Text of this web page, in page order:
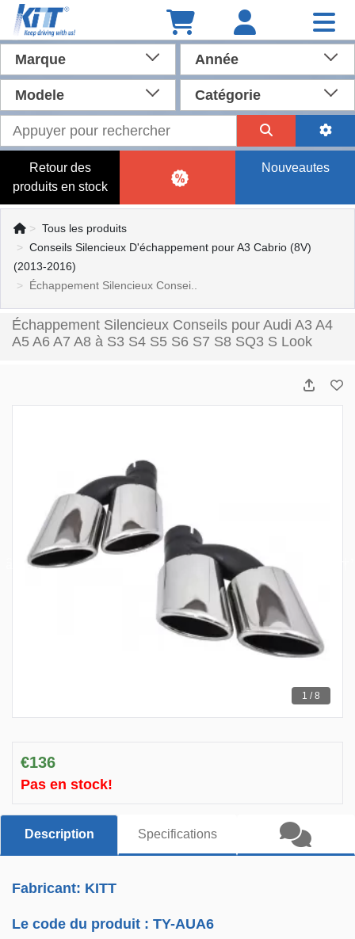
Marque Année
Modele Catégorie
Retour des
produits en stock
Nouveautes
Tous les produits
Conseils Silencieux D'échappement pour A3 Cabrio (8V)
(2013-2016)
Échappement Silencieux Consei..
Échappement Silencieux Conseils pour Audi A3 A4
A5 A6 A7 A8 à S3 S4 S5 S6 S7 S8 SQ3 S Look
1 / 8
€136
Pas en stock!
Description Specifications
Fabricant: KITT
Le code du produit :TY-AUA6